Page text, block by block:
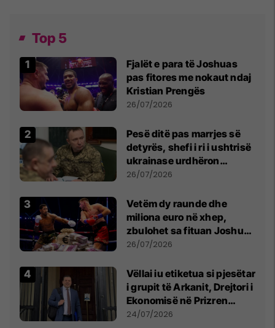
Top 5
Fjalët e para të Joshuas
pas fitores me nokaut ndaj
Kristian Prengës
26/07/2026
Pesë ditë pas marrjes së
detyrës, shefi i ri i ushtrisë
ukrainase urdhëron
kontroll të madh
26/07/2026
Vetëm dy raunde dhe
miliona euro në xhep,
zbulohet sa fituan Joshua
e Prenga
26/07/2026
Vëllai iu etiketua si pjesëtar
i grupit të Arkanit, Drejtori i
Ekonomisë në Prizren
mohon pretendimet
24/07/2026